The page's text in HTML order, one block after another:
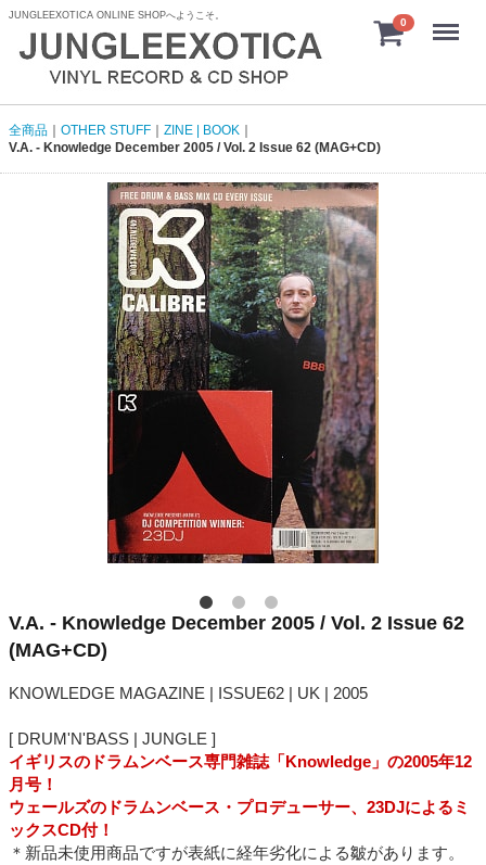
JUNGLEEXOTICA ONLINE SHOPへようこそ。
0 menu
全商品 OTHER STUFF
ZINE | BOOK
V.A. - Knowledge December 2005 / Vol. 2 Issue 62 (MAG+CD)
V.A. - Knowledge December 2005 / Vol. 2 Issue 62
(MAG+CD)
KNOWLEDGE MAGAZINE | ISSUE62 | UK | 2005
[ DRUM'N'BASS | JUNGLE ]
イギリスのドラムンベース専門雑誌「Knowledge」の2005年12
月号！
ウェールズのドラムンベース・プロデューサー、23DJによるミ
ックスCD付！
＊新品未使用商品ですが表紙に経年劣化による皺があります。